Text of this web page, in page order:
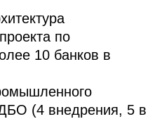
по
10 банков в
(4 внедрения, 5 в